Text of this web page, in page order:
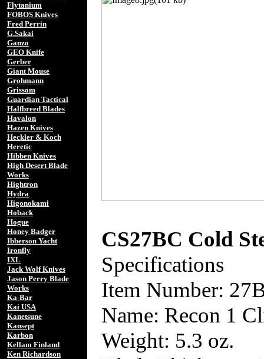
Flytanium
FOBOS Knives
Fred Perrin
G.Sakai
Ganzo
GEO Knife
Gerber
Giant Mouse
Grohmann
Grissom
Guardian Tactical
Halfbreed Blades
Havalon
Hazen Knives
Heckler & Koch
Heretic
Hibben Knives
High Desert Blade
Works
Hightron
Hydra
Higonokami
Hoback
Hogue
Honey Badger
Ibberson Yacht
Ironfly
IXL
Jack Wolf Knives
Jason Perry Blade
Works
Ka-Bar
Kai USA
Kanetsune
Kansept
Karbon
Kellam Finland
Ken Richardson
CS27BC Cold
Specifications
Item Number:
Name: Recon 1
Weight: 5.3 oz.